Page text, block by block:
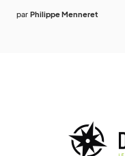
par Philippe Menneret